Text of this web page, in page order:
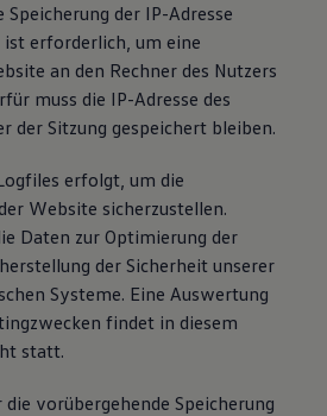
der IP-Adresse
ist erforderlich, um eine
an den Rechner des Nutzers
muss die IP-Adresse des
der Sitzung gespeichert bleiben.
erfolgt, um die
Website sicherzustellen.
Daten zur Optimierung der
der Sicherheit unserer
Systeme. Eine Auswertung
findet in diesem
statt.
vorübergehende Speicherung